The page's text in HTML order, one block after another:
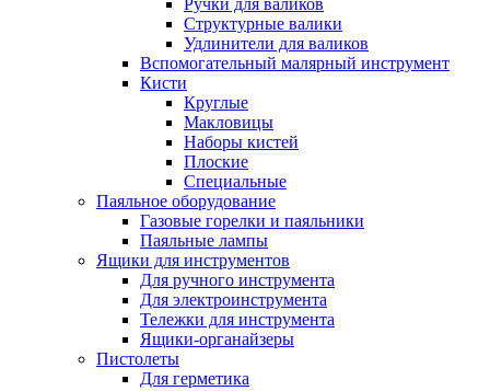
Ручки для валиков
Структурные валики
Удлинители для валиков
Вспомогательный малярный инструмент
Кисти
Круглые
Макловицы
Наборы кистей
Плоские
Специальные
Паяльное оборудование
Газовые горелки и паяльники
Паяльные лампы
Ящики для инструментов
Для ручного инструмента
Для электроинструмента
Тележки для инструмента
Ящики-органайзеры
Пистолеты
Для герметика